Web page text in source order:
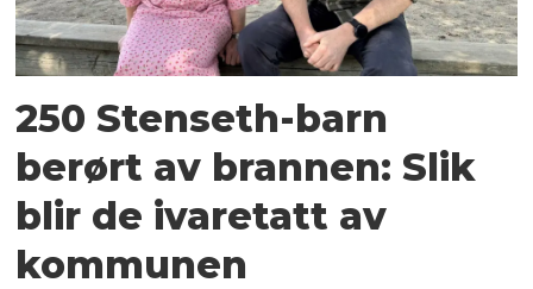
250 Stenseth-barn
berørt av brannen: Slik
blir de ivaretatt av
kommunen